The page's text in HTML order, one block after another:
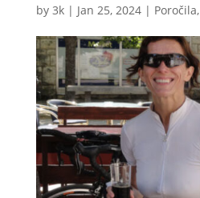
by 3k| Jan 25, 2024| Poročila,